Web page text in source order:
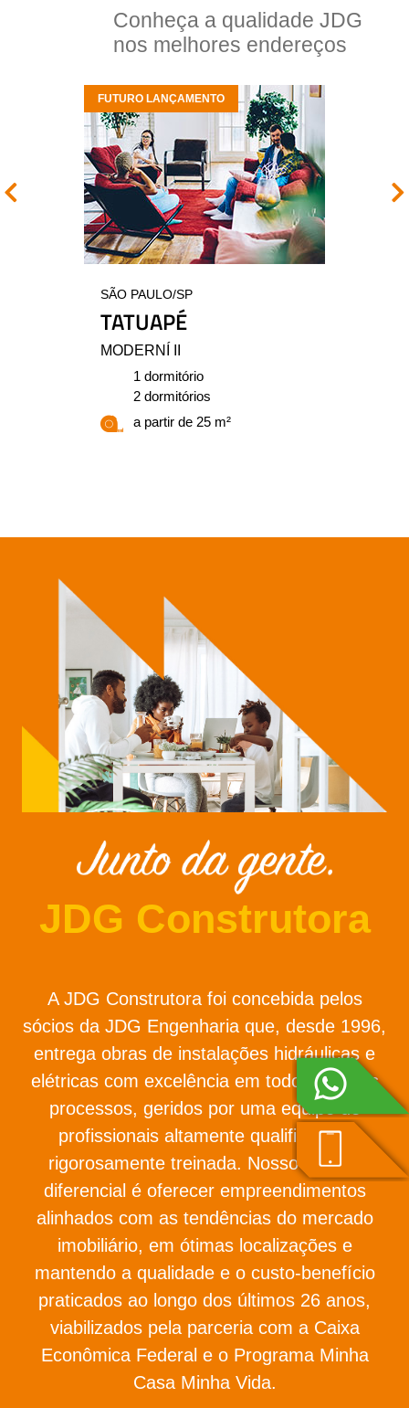
Conheça a qualidade JDG
nos melhores endereços
SÃO PAULO/SP
TATUAPÉ
MODERNÍ II
1 dormitório
2 dormitórios
a partir de 25 m²
FUTURO LANÇAMENTO
JDG Construtora
A JDG Construtora foi concebida pelos
sócios da JDG Engenharia que, desde 1996,
entrega obras de instalações hidráulicas e
elétricas com excelência em todos os seus
processos, geridos por uma equipe de
profissionais altamente qualificada e
rigorosamente treinada. Nosso grande
diferencial é oferecer empreendimentos
alinhados com as tendências do mercado
imobiliário, em ótimas localizações e
mantendo a qualidade e o custo-benefício
praticados ao longo dos últimos 26 anos,
viabilizados pela parceria com a Caixa
Econômica Federal e o Programa Minha
Casa Minha Vida.